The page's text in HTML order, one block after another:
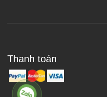
Thanh toán